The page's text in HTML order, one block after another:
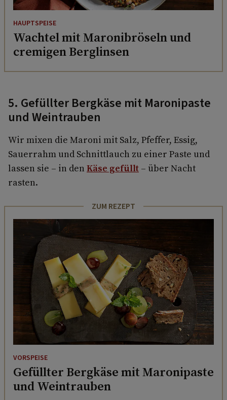
HAUPTSPEISE
Wachtel mit Maronibröseln und
cremigen Berglinsen
5. Gefüllter Bergkäse mit Maronipaste
und Weintrauben
Wir mixen die Maroni mit Salz, Pfeffer, Essig,
Sauerrahm und Schnittlauch zu einer Paste und
lassen sie – in den Käse gefüllt – über Nacht
rasten.
ZUM REZEPT
VORSPEISE
Gefüllter Bergkäse mit Maronipaste
und Weintrauben